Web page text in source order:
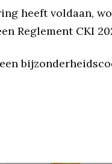
heeft voldaan,
Reglement CKI